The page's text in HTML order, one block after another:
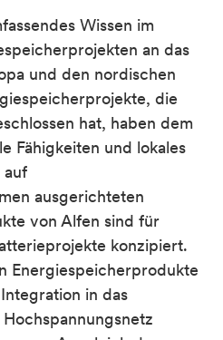
Wissen im
an das
und den nordischen
die
hat, haben dem
Fähigkeiten und lokales
auf
ausgerichteten
von Alfen sind für
konzipiert.
Energiespeicherprodukte
in das